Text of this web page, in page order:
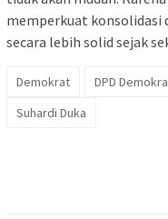
memperkuat
secara lebih solid sejak
Demokrat DPD
Suhardi Duka